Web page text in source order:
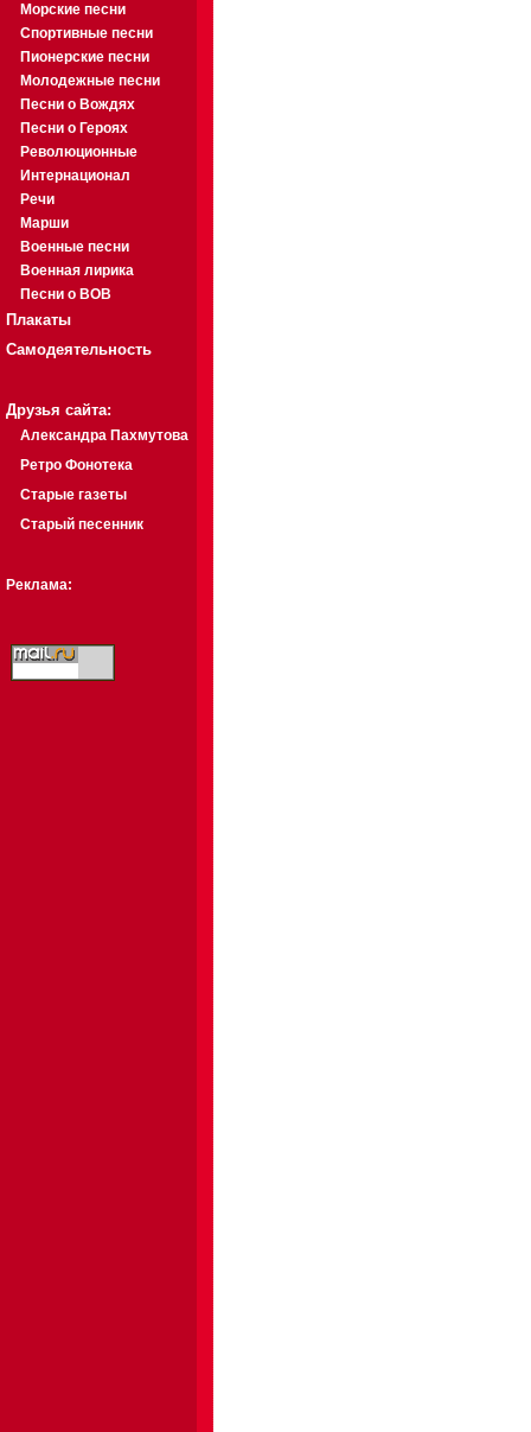
Морские песни
Спортивные песни
Пионерские песни
Молодежные песни
Песни о Вождях
Песни о Героях
Революционные
Интернационал
Речи
Марши
Военные песни
Военная лирика
Песни о ВОВ
Плакаты
Самодеятельность
Друзья сайта:
Александра Пахмутова
Ретро Фонотека
Старые газеты
Старый песенник
Реклама: